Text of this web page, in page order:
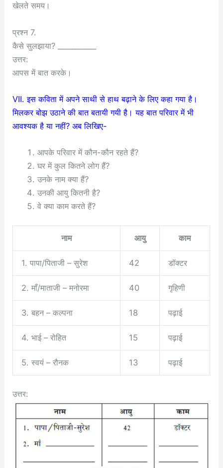
खेलते समय।
प्रश्न 7.
कैसे सुलझाया? ___________
उत्तर:
आपस में बात करके।
VII. इस कविता में अपने साथी से हाथ बढ़ाने के लिए कहा गया है।
मिलकर बोझ उठाने की बात बतायी गयी है। यह बात परिवार में भी
आवश्यक है या नहीं? अब लिखिए-
आपके परिवार में कौन-कौन रहते हैं?
घर में कुल कितने लोग हैं?
उनके नाम क्या हैं?
उनकी आयु कितनी है?
वे क्या काम करते हैं?
नाम आयु काम
1. पापा/पिताजी – सुरेश 42 डॉक्टर
2. माँ/माताजी – मनोरमा 40 गृहिणी
3. बहन – कल्पना 18 पढ़ाई
4. भाई – रोहित 15 पढ़ाई
5. स्वयं – रौनक 13 पढ़ाई
उत्तर: